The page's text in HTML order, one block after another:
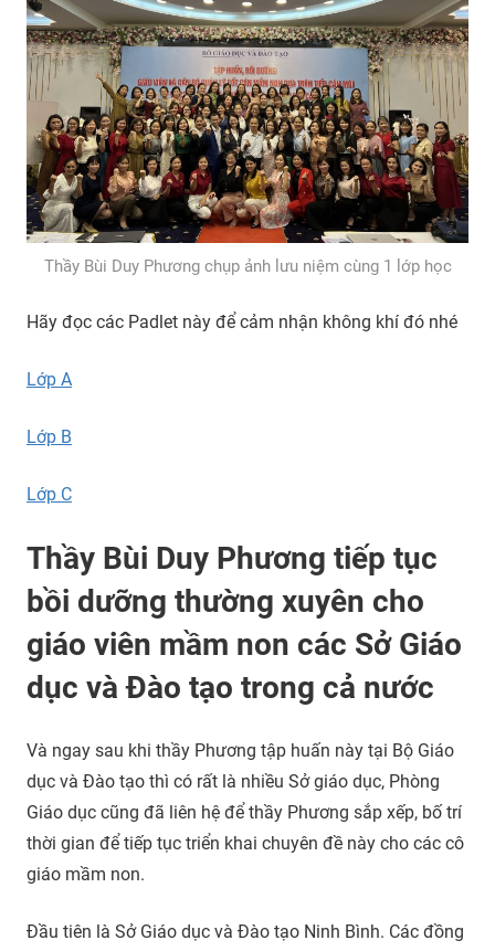
Thầy Bùi Duy Phương chụp ảnh lưu niệm cùng 1 lớp học
Hãy đọc các Padlet này để cảm nhận không khí đó nhé
Lớp A
Lớp B
Lớp C
Thầy Bùi Duy Phương tiếp tục
bồi dưỡng thường xuyên cho
giáo viên mầm non các Sở Giáo
dục và Đào tạo trong cả nước
Và ngay sau khi thầy Phương tập huấn này tại Bộ Giáo
dục và Đào tạo thì có rất là nhiều Sở giáo dục, Phòng
Giáo dục cũng đã liên hệ để thầy Phương sắp xếp, bố trí
thời gian để tiếp tục triển khai chuyên đề này cho các cô
giáo mầm non.
Đầu tiên là Sở Giáo dục và Đào tạo Ninh Bình. Các đồng